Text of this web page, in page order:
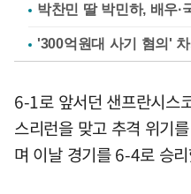
박찬민 딸 박민하, 배우·
'300억원대 사기 혐의'
6-1로 앞서던 샌프란시스
스리런을 맞고 추격 위기
며 이날 경기를 6-4로 승